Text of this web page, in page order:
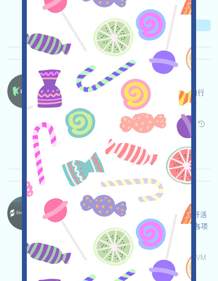
关联:
收录时间: 2026/05/08
重要程度:
★★☆2.7 查阅详情
Kiedex-KDX 语言：
Kiedex正在進行Testnet活動，打开活动页面，自行
儘調並確保安全，完成各项任务，邀请获得更多！
关联:需申请 Twitter ETH/ERC/EVM
邀请
收录时间: 2026/05/07
★★★3.0 查阅详情
SimpleChain-Points 语言：
SimpleChain正在進行Testnet和Tasks活動，打开活
动页面，自行儘調並確保安全，链接钱包，完成各项
任务，邀请获得更多！
关联: Telegram
ETH/ERC/EVM
收录时间: 2026/05/07